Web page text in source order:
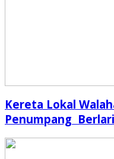
Kereta Lokal
Penumpang